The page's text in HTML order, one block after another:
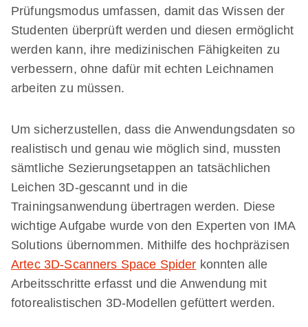
Prüfungsmodus umfassen, damit das Wissen der
Studenten überprüft werden und diesen ermöglicht
werden kann, ihre medizinischen Fähigkeiten zu
verbessern, ohne dafür mit echten Leichnamen
arbeiten zu müssen.
Um sicherzustellen, dass die Anwendungsdaten so
realistisch und genau wie möglich sind, mussten
sämtliche Sezierungsetappen an tatsächlichen
Leichen 3D-gescannt und in die
Trainingsanwendung übertragen werden. Diese
wichtige Aufgabe wurde von den Experten von IMA
Solutions übernommen. Mithilfe des hochpräzisen
Artec 3D-Scanners Space Spider konnten alle
Arbeitsschritte erfasst und die Anwendung mit
fotorealistischen 3D-Modellen gefüttert werden.